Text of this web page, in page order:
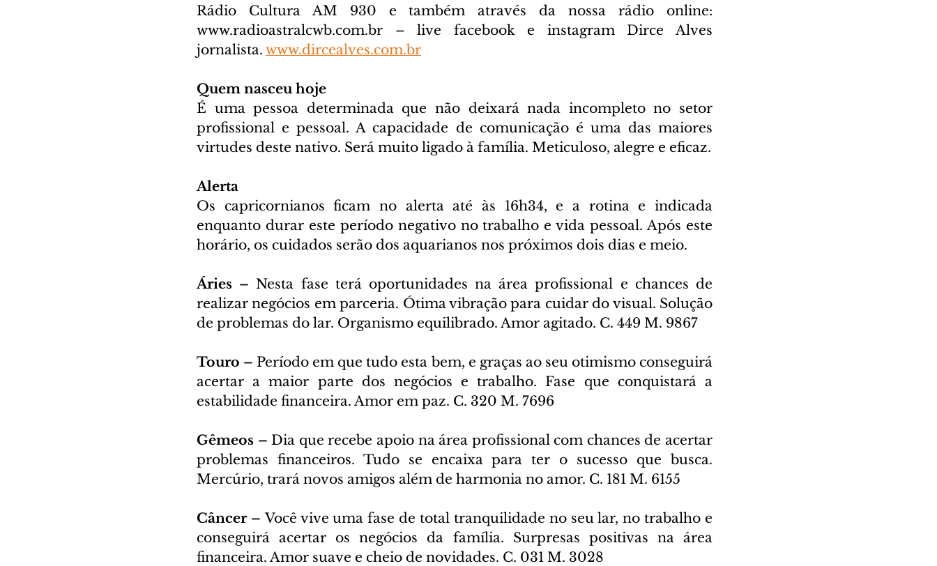
www.radioastralcwb.com.br – live facebook e instagram Dirce Alves
jornalista. www.dircealves.com.br
Quem nasceu hoje
É uma pessoa determinada que não deixará nada incompleto no setor
profissional e pessoal. A capacidade de comunicação é uma das maiores
virtudes deste nativo. Será muito ligado à família. Meticuloso, alegre e eficaz.
Alerta
Os capricornianos ficam no alerta até às 16h34, e a rotina e indicada
enquanto durar este período negativo no trabalho e vida pessoal. Após este
horário, os cuidados serão dos aquarianos nos próximos dois dias e meio.
Áries – Nesta fase terá oportunidades na área profissional e chances de
realizar negócios em parceria. Ótima vibração para cuidar do visual. Solução
de problemas do lar. Organismo equilibrado. Amor agitado. C. 449 M. 9867
Touro – Período em que tudo esta bem, e graças ao seu otimismo conseguirá
acertar a maior parte dos negócios e trabalho. Fase que conquistará a
estabilidade financeira. Amor em paz. C. 320 M. 7696
Gêmeos – Dia que recebe apoio na área profissional com chances de acertar
problemas financeiros. Tudo se encaixa para ter o sucesso que busca.
Mercúrio, trará novos amigos além de harmonia no amor. C. 181 M. 6155
Câncer – Você vive uma fase de total tranquilidade no seu lar, no trabalho e
conseguirá acertar os negócios da família. Surpresas positivas na área
financeira. Amor suave e cheio de novidades. C. 031 M. 3028